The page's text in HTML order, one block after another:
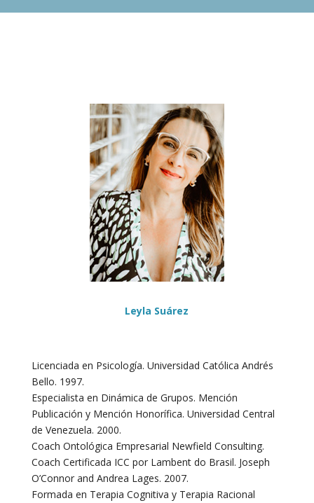
Leyla Suárez
Licenciada en Psicología. Universidad Católica Andrés
Bello. 1997.
Especialista en Dinámica de Grupos. Mención
Publicación y Mención Honorífica. Universidad Central
de Venezuela. 2000.
Coach Ontológica Empresarial Newfield Consulting.
Coach Certificada ICC por Lambent do Brasil. Joseph
O’Connor and Andrea Lages. 2007.
Formada en Terapia Cognitiva y Terapia Racional